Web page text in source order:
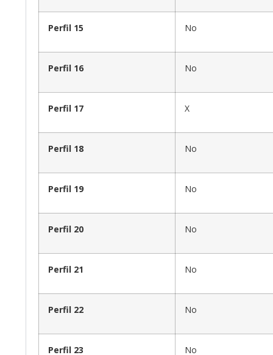
Perfil 15 No
Perfil 16 No
Perfil 17 X
Perfil 18 No
Perfil 19 No
Perfil 20 No
Perfil 21 No
Perfil 22 No
Perfil 23 No